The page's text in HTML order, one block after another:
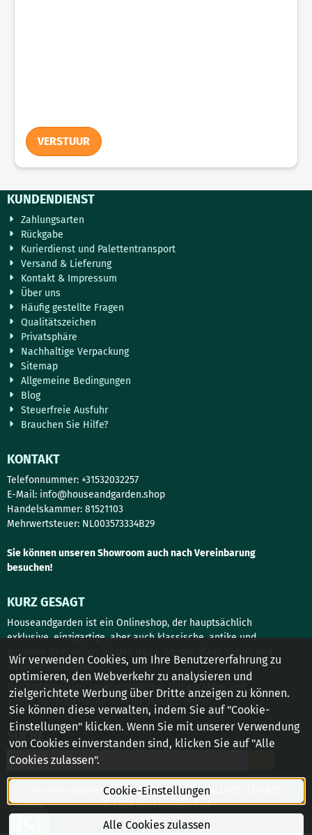
VERSTUUR
KUNDENDIENST
Zahlungsarten
Rückgabe
Kurierdienst und Palettentransport
Versand & Lieferung
Kontakt & Impressum
Über uns
Häufig gestellte Fragen
Qualitätszeichen
Privatsphäre
Nachhaltige Verpackung
Sitemap
Allgemeine Bedingungen
Blog
Steuerfreie Ausfuhr
Brauchen Sie Hilfe?
KONTAKT
Telefonnummer: +31532032257
E-Mail: info@houseandgarden.shop
Handelskammer: 81521103
Mehrwertsteuer: NL003573334B29
Sie können unseren Showroom auch nach Vereinbarung
besuchen!
KURZ GESAGT
Houseandgarden ist ein Onlineshop, der hauptsächlich
exklusive, einzigartige, aber auch klassische, antike und
moderne Dekoration für das Haus, um das Haus herum und
im Garten anbietet.
Gartendekoration, Innenarchitektur, Türbeschläge und
antike Baumaterialien sind die Hauptthemen!
SUCHE
Suche
Handelsregisterauszug: 81521103 - USt.: NL003573334B29
© 2026 houseandgarden
Wir verwenden Cookies, um Ihre Benutzererfahrung zu
optimieren, den Webverkehr zu analysieren und
zielgerichtete Werbung über Dritte anzeigen zu können.
Sie können diese verwalten, indem Sie auf "Cookie-
Einstellungen" klicken. Wenn Sie mit unserer Verwendung
von Cookies einverstanden sind, klicken Sie auf "Alle
Cookies zulassen".
Cookie-Einstellungen
Alle Cookies zulassen